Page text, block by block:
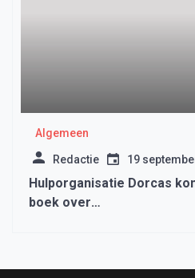
Algemeen
Redactie 19
Hulporganisatie Dorcas
boek over